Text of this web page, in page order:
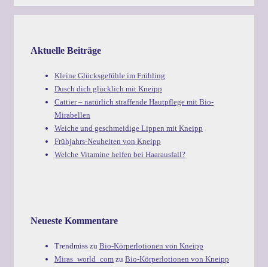
Aktuelle Beiträge
Kleine Glücksgefühle im Frühling
Dusch dich glücklich mit Kneipp
Cattier – natürlich straffende Hautpflege mit Bio-
Mirabellen
Weiche und geschmeidige Lippen mit Kneipp
Frühjahrs-Neuheiten von Kneipp
Welche Vitamine helfen bei Haarausfall?
Neueste Kommentare
Trendmiss zu Bio-Körperlotionen von Kneipp
Miras_world_com zu Bio-Körperlotionen von Kneipp